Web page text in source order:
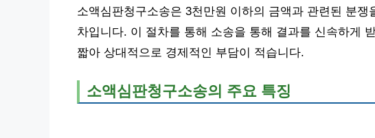
소액심판청구소송은 3천만원 이하의 금액과 관련된 분
차입니다. 이 절차를 통해 소송을 통해 결과를 신속하게
짧아 상대적으로 경제적인 부담이 적습니다.
소액심판청구소송의 주요 특징